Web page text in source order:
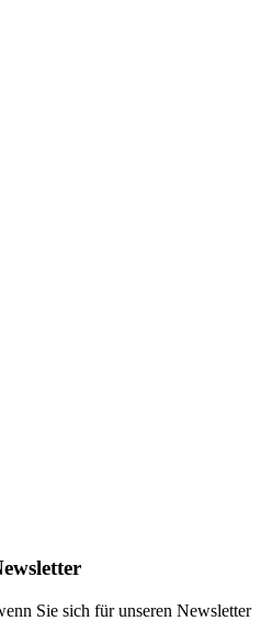
Sie sich für unseren Newsletter